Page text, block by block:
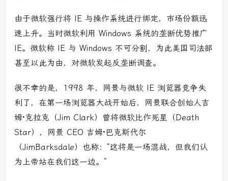
由于微软强行将 IE 与操作系统进行绑定，市场份额迅
速上升。当时微软利用 Windows 系统的垄断优势推广
IE。微软称 IE 与 Windows 不可分割，为此美国司法部
甚至以此为由，对微软发起反垄断调查。
很不幸的是，1998 年，网景与微软 IE 浏览器竞争失
利了，在第一场浏览器大战开始后，网景联合创始人吉
姆·克拉克 （Jim Clark） 曾将微软比作死星 （Death
Star）
，网景 CEO 吉姆·巴克斯代尔
（JimBarksdale） 也称：“这将是一场混战，但我们认
为上帝站在我们这一边。”